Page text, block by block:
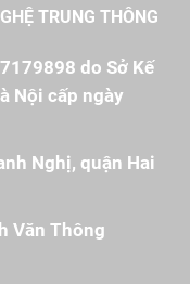
TRUNG THÔNG
do Sở Kế
Nội cấp ngày
Nghị, quận Hai
Văn Thông